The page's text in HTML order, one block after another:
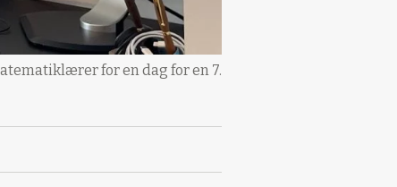
for en dag for en 7.